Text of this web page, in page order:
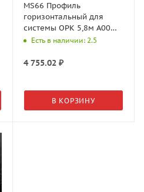
MS66 Профиль
горизонтальный для
системы OPK 5,8м A00
Серебро матовое
Есть в наличии: 2.5
4 755.02₽
В КОРЗИНУ